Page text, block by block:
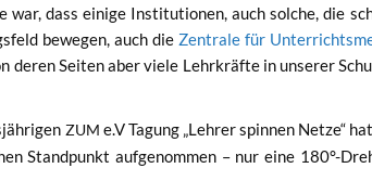
war, dass eini­ge Insti­tu­tio­nen, auch sol­che, die
bewe­gen, auch die Zen­tra­le für
Sei­ten aber vie­le Lehr­kräf­te in unse­rer
ZUM e.V Tagung „Leh­rer spin­nen Net­ze“
Stand­punkt auf­ge­nom­men – nur eine 180°-